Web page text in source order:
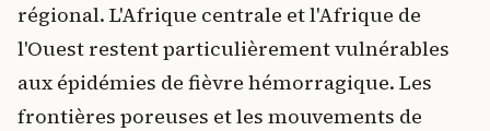
régional. L'Afrique centrale et l'Afrique de
l'Ouest restent particulièrement vulnérables
aux épidémies de fièvre hémorragique. Les
frontières poreuses et les mouvements de